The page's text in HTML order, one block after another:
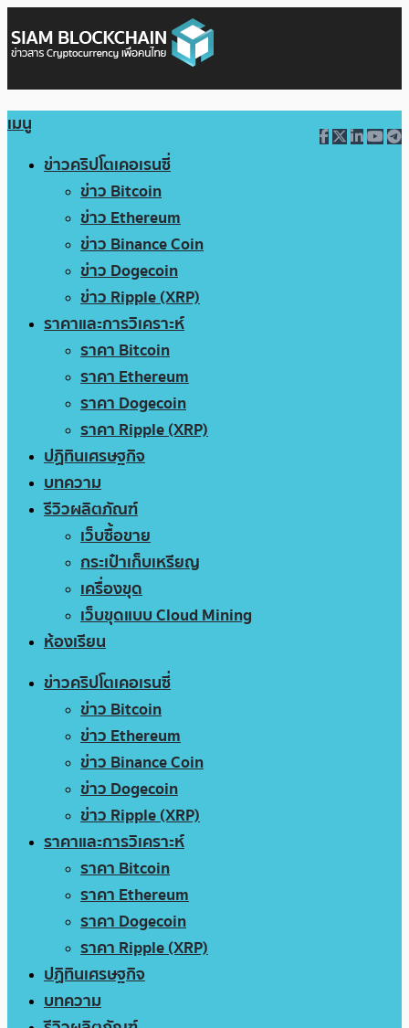
เมนู
ข่าวคริปโตเคอเรนซี่
ข่าว Bitcoin
ข่าว Ethereum
ข่าว Binance Coin
ข่าว Dogecoin
ข่าว Ripple (XRP)
ราคาและการวิเคราะห์
ราคา Bitcoin
ราคา Ethereum
ราคา Dogecoin
ราคา Ripple (XRP)
ปฏิทินเศรษฐกิจ
บทความ
รีวิวผลิตภัณฑ์
เว็บซื้อขาย
กระเป๋าเก็บเหรียญ
เครื่องขุด
เว็บขุดแบบ Cloud Mining
ห้องเรียน
ข่าวคริปโตเคอเรนซี่
ข่าว Bitcoin
ข่าว Ethereum
ข่าว Binance Coin
ข่าว Dogecoin
ข่าว Ripple (XRP)
ราคาและการวิเคราะห์
ราคา Bitcoin
ราคา Ethereum
ราคา Dogecoin
ราคา Ripple (XRP)
ปฏิทินเศรษฐกิจ
บทความ